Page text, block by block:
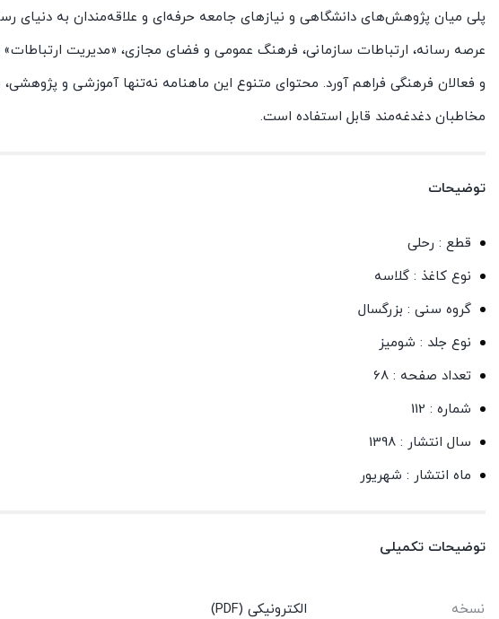
پلی میان پژوهش‌های دانشگاهی و نیازهای جامعه حرفه‌ای و علاقه‌مندان به دنیای
عرصه رسانه، ارتباطات سازمانی، فرهنگ عمومی و فضای مجازی، «مدیریت
و فعالان فرهنگی فراهم آورد. محتوای متنوع این ماهنامه نه‌تنها آموزشی و
مخاطبان دغدغه‌مند قابل استفاده است.
توضیحات
قطع : رحلی
نوع کاغذ : گلاسه
گروه سنی : بزرگسال
نوع جلد : شومیز
تعداد صفحه : 68
شماره : 112
سال انتشار : 1398
ماه انتشار : شهریور
توضیحات تکمیلی
نسخه الکترونیکی (PDF)